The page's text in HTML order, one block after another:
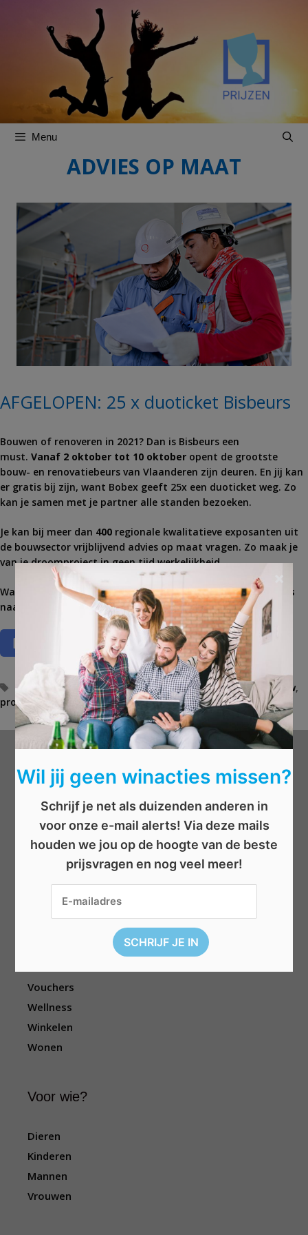
Menu
ADVIES OP MAAT
AFGELOPEN: 25 x duoticket Bisbeurs
Bouwen of renoveren in 2021? Dan is Bisbeurs een
must. Vanaf 2 oktober tot 10 oktober opent de grootste
bouw- en renovatiebeurs van Vlaanderen zijn deuren. En jij kan
er gratis bij zijn, want Bobex geeft 25x een duoticket weg. Zo
kan je samen met je partner alle standen bezoeken.
Je kan bij meer dan 400 regionale kwalitatieve exposanten uit
de bouwsector vrijblijvend advies op maat vragen. Zo maak je
van je droomproject in geen tijd werkelijkheid.
Waar wacht je nog op? Doe snel mee en wie weet ga jij gratis
naar de Bisbeurs.
T
a
g
s
advies op maat,bisbeurs,bouwen,duotickets,nieuwbouw,
projecten
renovatie,renoveren,tickets,vrijblijvend
Wat wil je winnen?
Beauty
Boeken
Elektronica
Eten/drinken
Kleding
Vouchers
Wellness
Winkelen
Wonen
Voor wie?
Dieren
Kinderen
Mannen
Vrouwen
Wil jij geen winacties missen?
Schrijf je net als duizenden anderen in
voor onze e-mail alerts! Via deze mails
houden we jou op de hoogte van de beste
prijsvragen en nog veel meer!